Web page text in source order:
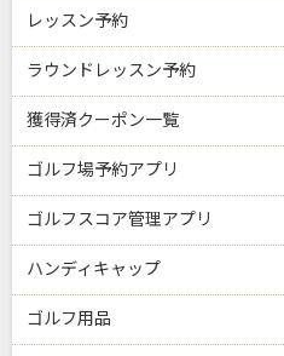
レッスン予約
ラウンドレッスン予約
獲得済クーポン一覧
ゴルフ場予約アプリ
ゴルフスコア管理アプリ
ハンディキャップ
ゴルフ用品